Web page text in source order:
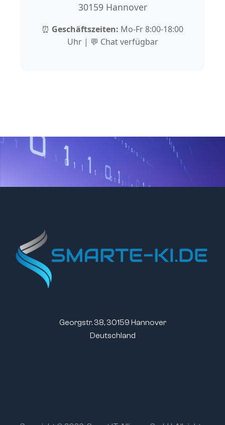
30159 Hannover
⏰ Geschäftszeiten: Mo-Fr 8:00-18:00
Uhr | 💬 Chat verfügbar
Georgstr. 38, 30159 Hannover
Deutschland